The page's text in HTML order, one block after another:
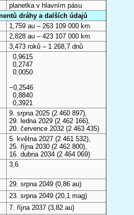
planetka v hlavním pásu
dráhy a dalších údajů
1,759 au – 263 109 000 km
2,828 au – 423 107 000 km
3,473 roků – 1 268,7 dnů
0,9615
0,2747
0,0050
−0,2546
0,8840
0,3921
9. srpna 2025 (2 460 897),
29. ledna 2029 (2 462 166),
20. července 2032 (2 463 435)
5. května 2027 (2 461 532),
25. října 2030 (2 462 800),
16. dubna 2034 (2 464 069)
3,6
29. srpna 2049 (0,86 au)
23. srpna 2049 (20,1 mag)
7. října 2037 (3,82 au)